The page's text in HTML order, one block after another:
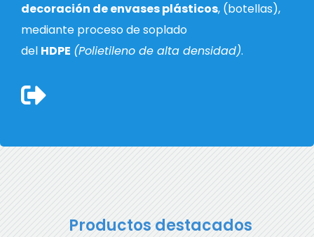
decoración de envases plásticos, (botellas),
mediante proceso de soplado
del HDPE (Polietileno de alta densidad).
Productos destacados